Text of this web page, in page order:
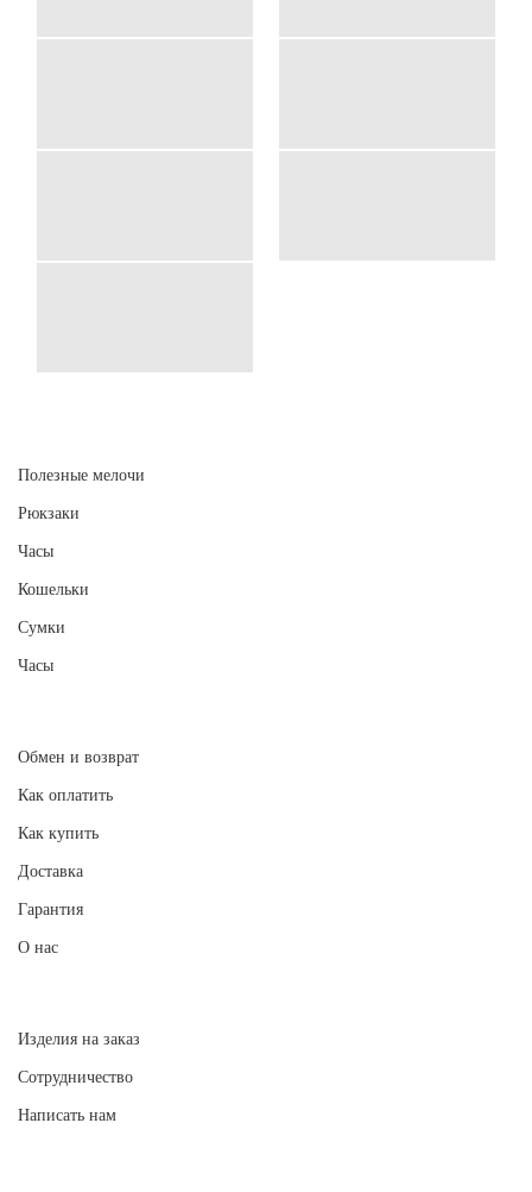
Полезные мелочи
Рюкзаки
Часы
Кошельки
Сумки
Часы
Обмен и возврат
Как оплатить
Как купить
Доставка
Гарантия
О нас
Изделия на заказ
Сотрудничество
Написать нам